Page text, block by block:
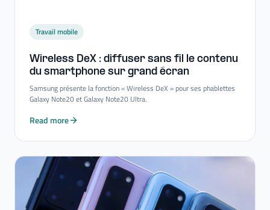
Travail mobile
Wireless DeX : diffuser sans fil le contenu
du smartphone sur grand écran
Samsung présente la fonction « Wireless DeX » pour ses phablettes
Galaxy Note20 et Galaxy Note20 Ultra.
Read more